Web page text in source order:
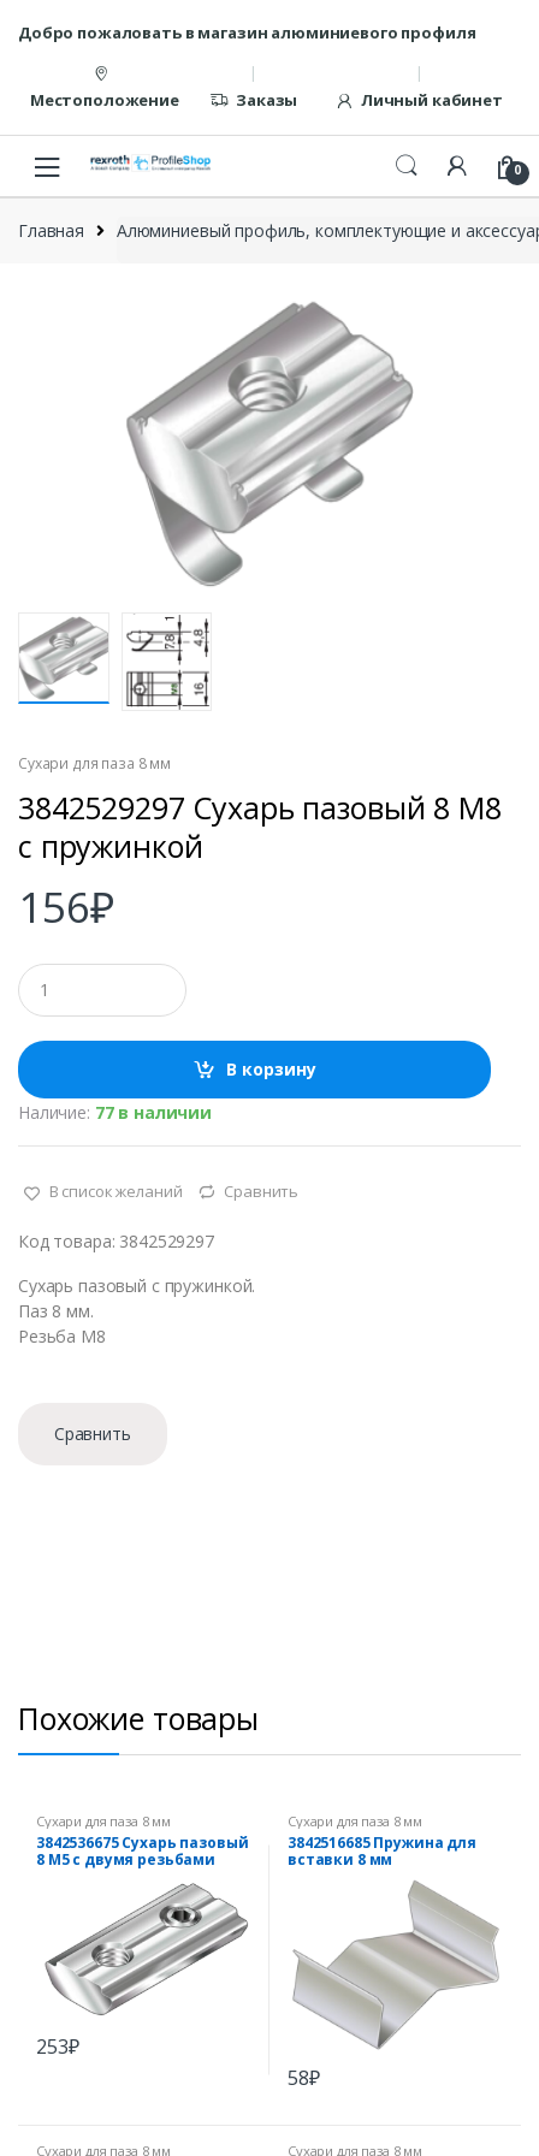
содержанию
Добро пожаловать в магазин алюминиевого профиля
Местоположение Заказы Личный кабинет
0
Главная Алюминиевый профиль, комплектующие и
Сухари для паза 8 мм
3842529297 Сухарь пазовый 8 М8
с пружинкой
156₽
К
о
л
ч
е
с
т
в
В корзину
Наличие: 77 в наличии
В список желаний Сравнить
Код товара: 3842529297
Сухарь пазовый с пружинкой.
Паз 8 мм.
Резьба М8
Сравнить
Похожие товары
Сухари для паза 8 мм
3842536675 Сухарь пазовый
8 М5 с двумя резьбами
253₽
Сухари для паза 8 мм
3842516685 Пружина для
вставки 8 мм
58₽
Сухари для паза 8 мм Сухари для паза 8 мм